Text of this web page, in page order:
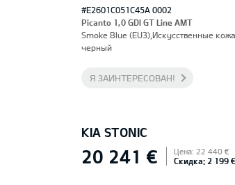
#E2601C051C45A 0002
Picanto 1,0 GDI GT Line AMT
Smoke Blue (EU3),Искусственные
черный
Я ЗАИНТЕРЕСОВАН!
KIA STONIC
20 241 € Цена: 22 440 €
Скидка: 2 199 €